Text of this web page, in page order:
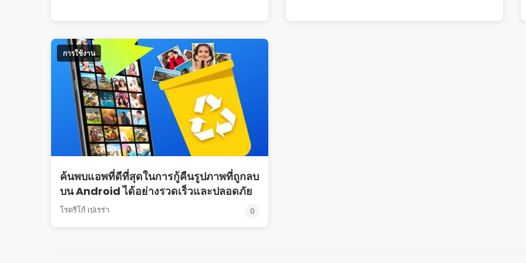
การใช้งาน
ค้นพบแอพที่ดีที่สุดในการกู้คืนรูปภาพที่ถูกลบ
บน Android ได้อย่างรวดเร็วและปลอดภัย
โรดริโก้ เปเรร่า 0